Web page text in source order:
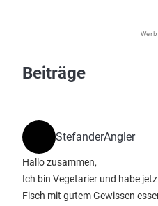
Beiträge
StefanderAngler
Hallo zusammen,
Ich bin Vegetarier und habe
Fisch mit gutem Gewissen